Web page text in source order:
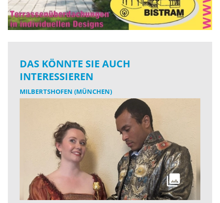
DAS KÖNNTE SIE AUCH
INTERESSIEREN
MILBERTSHOFEN (MÜNCHEN)